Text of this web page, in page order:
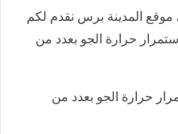
موقع المدينة برس نقدم لكم
حرارة الجو بعدد من